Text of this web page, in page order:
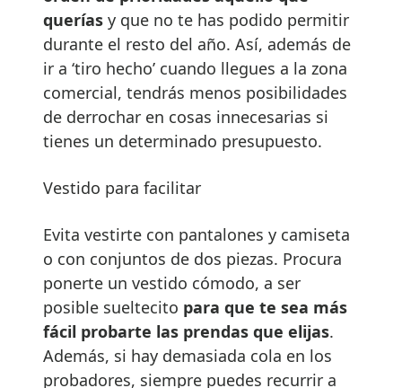
querías y que no te has podido permitir
durante el resto del año. Así, además de
ir a ‘tiro hecho’ cuando llegues a la zona
comercial, tendrás menos posibilidades
de derrochar en cosas innecesarias si
tienes un determinado presupuesto.
Vestido para facilitar
Evita vestirte con pantalones y camiseta
o con conjuntos de dos piezas. Procura
ponerte un vestido cómodo, a ser
posible sueltecito para que te sea más
fácil probarte las prendas que elijas.
Además, si hay demasiada cola en los
probadores, siempre puedes recurrir a